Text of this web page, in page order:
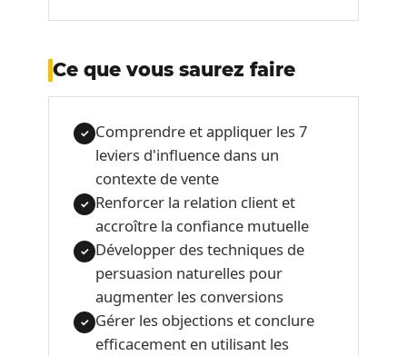
Ce que vous saurez faire
✓ Comprendre et appliquer les 7
leviers d'influence dans un
contexte de vente
✓ Renforcer la relation client et
accroître la confiance mutuelle
✓ Développer des techniques de
persuasion naturelles pour
augmenter les conversions
✓ Gérer les objections et conclure
efficacement en utilisant les